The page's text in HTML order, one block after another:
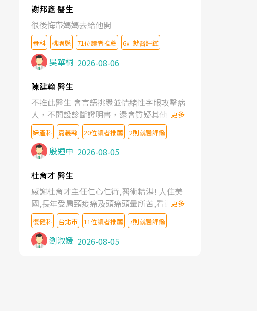
謝邦鑫 醫生
很後悔帶媽媽去給他開
骨科 桃園縣 71位讀者推薦 6則就醫評鑑
吳華桐 2026-08-06
陳建翰 醫生
不推此醫生 會言語挑釁並情緒性字眼攻擊病
人，不開設診斷證明書，還會質疑其他醫生
的判斷！
更多
婦產科 嘉義縣 20位讀者推薦 2則就醫評鑑
殷迺中 2026-08-05
杜育才 醫生
感謝杜育才主任仁心仁術,醫術精湛! 人住美
國,長年受肩頸痠痛及頭痛頭暈所苦,看遍名醫
教授,做了各種檢查,也嘗試過西醫打針,中醫
針灸及物理徒手治療都沒有用,後來連吃到嗎
啡類止痛藥都效果有限,只是壓症狀,沒多久就
痛起來,多年失眠嚴重影響生活品質. 台灣親
更多
復健科 台北市 11位讀者推薦 7則就醫評鑑
劉淑媛 2026-08-05